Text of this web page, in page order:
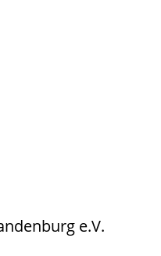
e.V.